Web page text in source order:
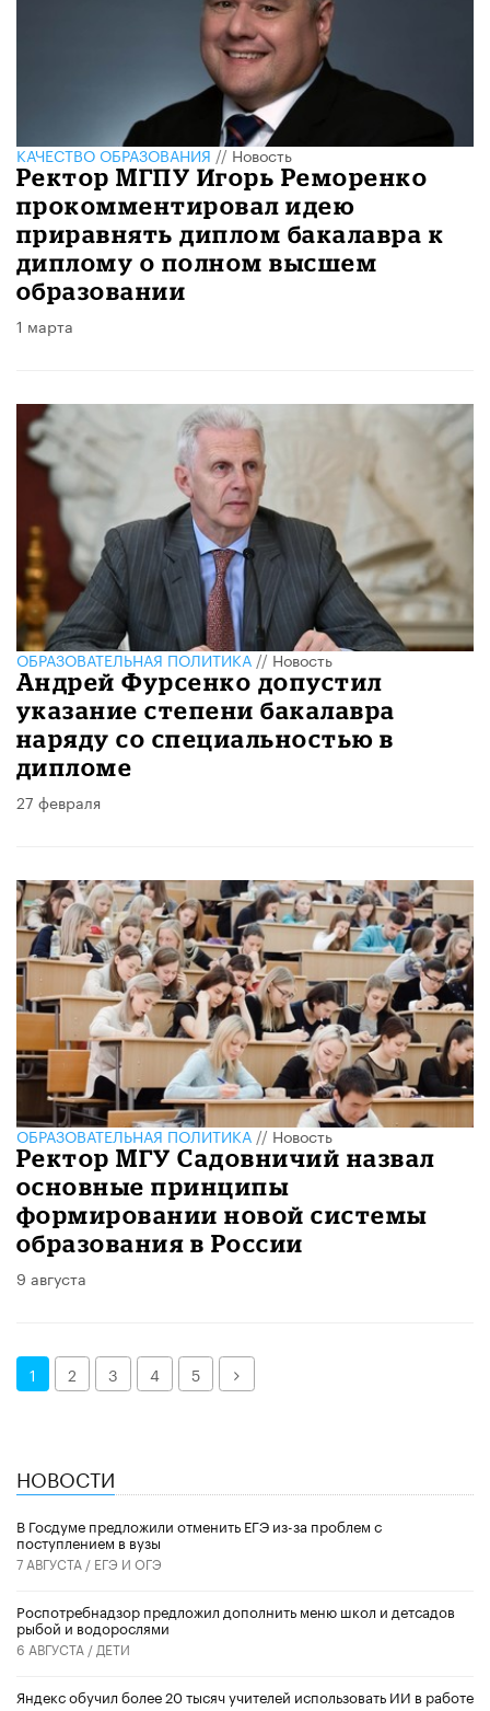
КАЧЕСТВО ОБРАЗОВАНИЯ//Новость
Ректор МГПУ Игорь Реморенко
прокомментировал идею
приравнять диплом бакалавра к
диплому о полном высшем
образовании
1 марта
ОБРАЗОВАТЕЛЬНАЯ ПОЛИТИКА//Новость
Андрей Фурсенко допустил
указание степени бакалавра
наряду со специальностью в
дипломе
27 февраля
ОБРАЗОВАТЕЛЬНАЯ ПОЛИТИКА//Новость
Ректор МГУ Садовничий назвал
основные принципы
формировании новой системы
образования в России
9 августа
1 2 3 4 5 Далее
НОВОСТИ
В Госдуме предложили отменить ЕГЭ из-за проблем с
поступлением в вузы
7 АВГУСТА / ЕГЭ И ОГЭ
Роспотребнадзор предложил дополнить меню школ и детсадов
рыбой и водорослями
6 АВГУСТА / ДЕТИ
​Яндекс обучил более 20 тысяч учителей использовать ИИ в работе